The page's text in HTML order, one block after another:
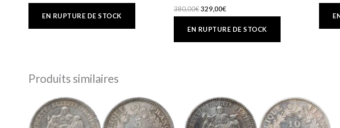
380,00€ 329,00€
Produits similaires